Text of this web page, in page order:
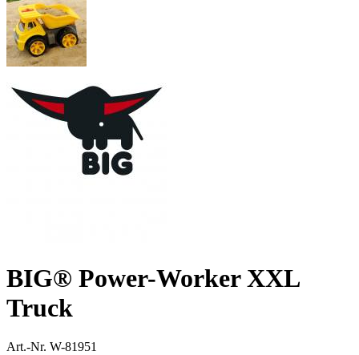
BIG® Power-Worker XXL
Truck
Art.-Nr. W-81951